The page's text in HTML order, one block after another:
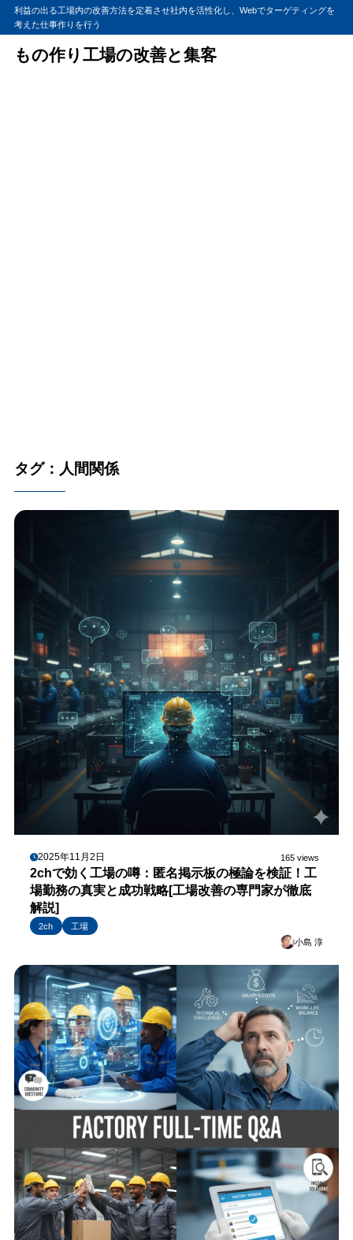
利益の出る工場内の改善方法を定着させ社内を活性化し、Webでターゲティングを
考えた仕事作りを行う
もの作り工場の改善と集客
タグ：人間関係
2025年11月2日 165 views
2chで効く工場の噂：匿名掲示板の極論を検証！工
場勤務の真実と成功戦略[工場改善の専門家が徹底
解説]
2ch
工場
小島 淳